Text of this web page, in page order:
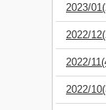
2023/
2022/
2022/
2022/